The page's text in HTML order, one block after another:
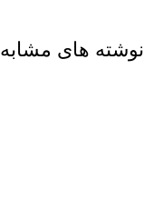
نوشته های مشابه